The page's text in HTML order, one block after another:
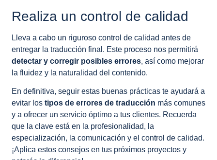
Realiza un control de calidad
Lleva a cabo un riguroso control de calidad antes de
entregar la traducción final. Este proceso nos permitirá
detectar y corregir posibles errores, así como mejorar
la fluidez y la naturalidad del contenido.
En definitiva, seguir estas buenas prácticas te ayudará a
evitar los tipos de errores de traducción más comunes
y a ofrecer un servicio óptimo a tus clientes. Recuerda
que la clave está en la profesionalidad, la
especialización, la comunicación y el control de calidad.
¡Aplica estos consejos en tus próximos proyectos y